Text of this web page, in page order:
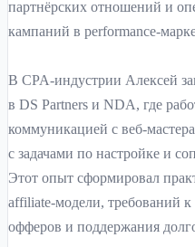
партнёрских отношений и
кампаний в performance-
В CPA-индустрии Алексей
в DS Partners и NDA, где
коммуникацией с веб-
с задачами по настройке и
Этот опыт сформировал
affiliate-модели, требований к
офферов и поддержания